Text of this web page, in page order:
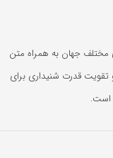
جهان به همراه متن
قدرت شنیداری برای
است.